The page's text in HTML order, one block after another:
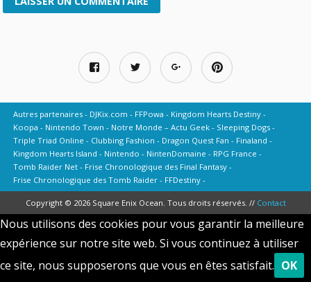
Autres partenaires DJKix.com FFPowa
Kingdom Hearts Destiny
Koopa
Nintendo Town Notre Monde – Actu Geek
Sleeping Dogs
Triple Triad Online
Clubbing Fashion Dragon Quest Fan
Finaland
Kingdom Hearts Island
Nintendo NintenDomaine
RPG France
Tomb Raider Net
Frise Chronologique des Final Fantasy
Frise Chronologique des Tomb Raider
FFDestiny
Copyright © 2026 Square Enix Ocean. Tous droits réservés. // Contact
Nous utilisons des cookies pour vous garantir la meilleure
expérience sur notre site web. Si vous continuez à utiliser
ce site, nous supposerons que vous en êtes satisfait. OK